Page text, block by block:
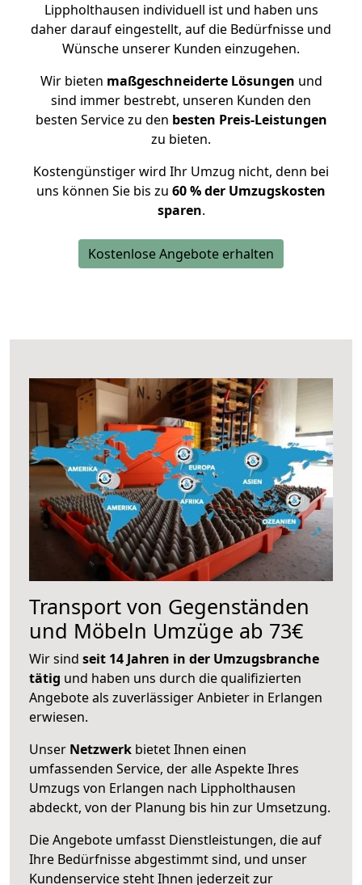
Lippholthausen individuell ist und haben uns
daher darauf eingestellt, auf die Bedürfnisse und
Wünsche unserer Kunden einzugehen.
Wir bieten maßgeschneiderte Lösungen und
sind immer bestrebt, unseren Kunden den
besten Service zu den besten Preis-Leistungen
zu bieten.
Kostengünstiger wird Ihr Umzug nicht, denn bei
uns können Sie bis zu 60 % der Umzugskosten
sparen.
Kostenlose Angebote erhalten
Transport von Gegenständen
und Möbeln Umzüge ab 73€
Wir sind seit 14 Jahren in der Umzugsbranche
tätig und haben uns durch die qualifizierten
Angebote als zuverlässiger Anbieter in Erlangen
erwiesen.
Unser Netzwerk bietet Ihnen einen
umfassenden Service, der alle Aspekte Ihres
Umzugs von Erlangen nach Lippholthausen
abdeckt, von der Planung bis hin zur Umsetzung.
Die Angebote umfasst Dienstleistungen, die auf
Ihre Bedürfnisse abgestimmt sind, und unser
Kundenservice steht Ihnen jederzeit zur